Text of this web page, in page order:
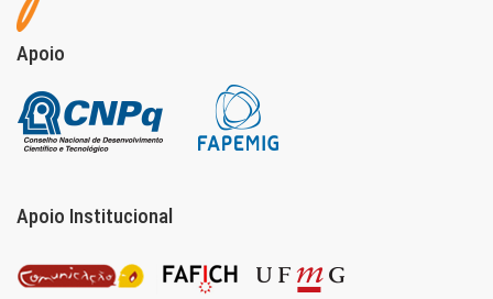
Apoio
Apoio Institucional